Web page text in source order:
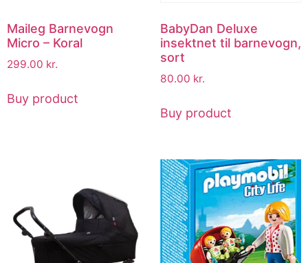
Maileg Barnevogn
Micro – Koral
299.00 kr.
Buy product
BabyDan Deluxe
insektnet til barnevogn,
sort
80.00 kr.
Buy product